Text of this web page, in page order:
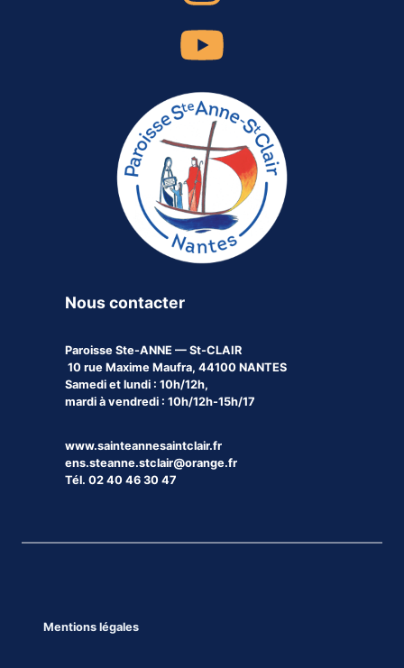
Nous contacter
Paroisse Ste-ANNE — St-CLAIR
10 rue Maxime Maufra, 44100 NANTES
Samedi et lundi : 10h/12h,
mardi à vendredi : 10h/12h-15h/17
www.sainteannesaintclair.fr
ens.steanne.stclair@orange.fr
Tél. 02 40 46 30 47
Mentions légales